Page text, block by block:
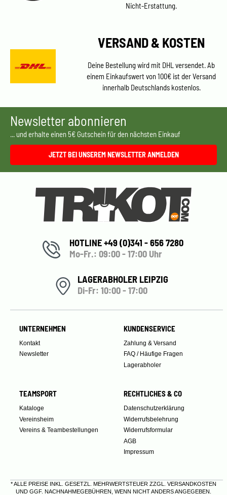
Nicht-Erstattung.
VERSAND & KOSTEN
Deine Bestellung wird mit DHL versendet. Ab
einem Einkaufswert von 100€ ist der Versand
innerhalb Deutschlands kostenlos.
Newsletter abonnieren
... und erhalte einen 5€ Gutschein für den nächsten Einkauf
JETZT BEI UNSEREM NEWSLETTER ANMELDEN
HOTLINE +49 (0)341 - 656 7280
Mo-Fr.: 09:00 - 17:00 Uhr
LAGERABHOLER LEIPZIG
Di-Fr: 10:00 - 17:00
UNTERNEHMEN
Kontakt
Newsletter
KUNDENSERVICE
Zahlung & Versand
FAQ / Häufige Fragen
Lagerabholer
TEAMSPORT
Kataloge
Vereinsheim
Vereins & Teambestellungen
RECHTLICHES & CO
Datenschutzerklärung
Widerrufsbelehrung
Widerrufsformular
AGB
Impressum
* ALLE PREISE INKL. GESETZL. MEHRWERTSTEUER ZZGL. VERSANDKOSTEN
UND GGF. NACHNAHMEGEBÜHREN, WENN NICHT ANDERS ANGEGEBEN.